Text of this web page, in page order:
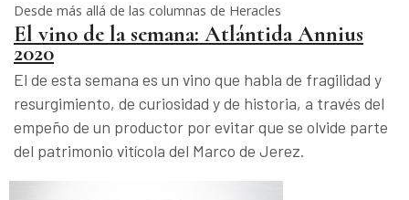
Desde más allá de las columnas de Heracles
El vino de la semana: Atlántida Annius
2020
El de esta semana es un vino que habla de fragilidad y
resurgimiento, de curiosidad y de historia, a través del
empeño de un productor por evitar que se olvide parte
del patrimonio vitícola del Marco de Jerez.